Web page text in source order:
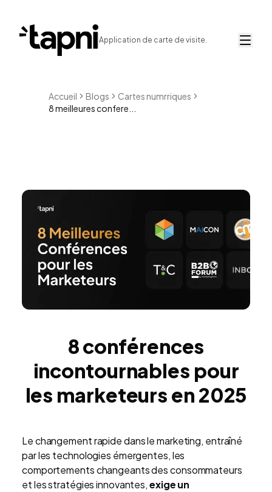
Application de carte de visite.
Accueil Blogs
Cartes numrriques
8 meilleures confere...
8 conférences
incontournables pour
les marketeurs en 2025
Le changement rapide dans le marketing, entraîné
par les technologies émergentes, les
comportements changeants des consommateurs
et les stratégies innovantes,exige un